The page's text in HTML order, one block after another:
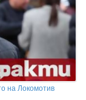
на Локомотив